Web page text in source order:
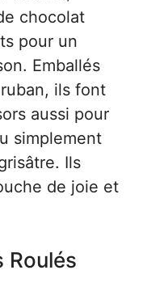
chocolat
pour un
Emballés
ils font
aussi pour
simplement
Ils
de joie et
Roulés